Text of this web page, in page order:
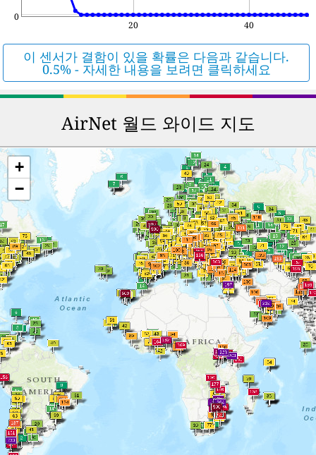
0
20 40
이 센서가 결함이 있을 확률은 다음과 같습니다.
0.5% - 자세한 내용을 보려면 클릭하세요
AirNet 월드 와이드 지도
+
−